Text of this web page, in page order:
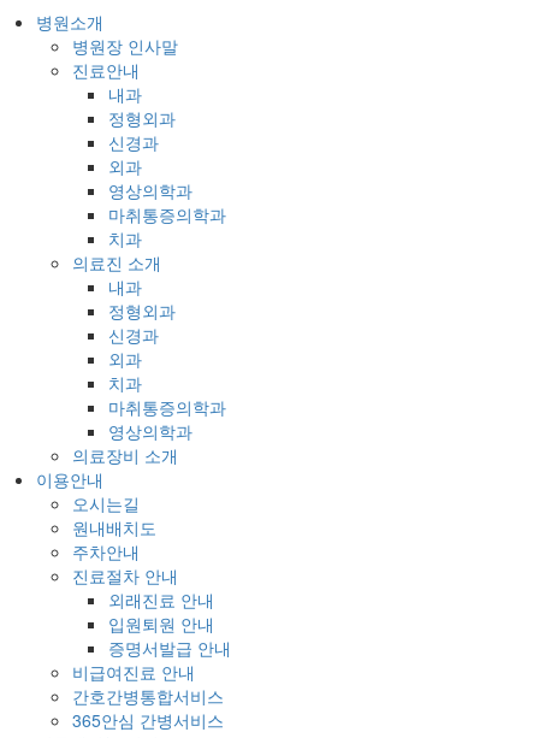
병원소개
병원장 인사말
진료안내
내과
정형외과
신경과
외과
영상의학과
마취통증의학과
치과
의료진 소개
내과
정형외과
신경과
외과
치과
마취통증의학과
영상의학과
의료장비 소개
이용안내
오시는길
원내배치도
주차안내
진료절차 안내
외래진료 안내
입원퇴원 안내
증명서발급 안내
비급여진료 안내
간호간병통합서비스
365안심 간병서비스